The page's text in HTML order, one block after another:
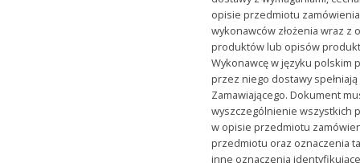
opisie przedmiotu
wykonawców złożenia wraz z
produktów lub opisów
Wykonawcę w języku polskim
przez niego dostawy
Zamawiającego. Dokument
wyszczególnienie wszystkich
w opisie przedmiotu
przedmiotu oraz oznaczenia
inne oznaczenia